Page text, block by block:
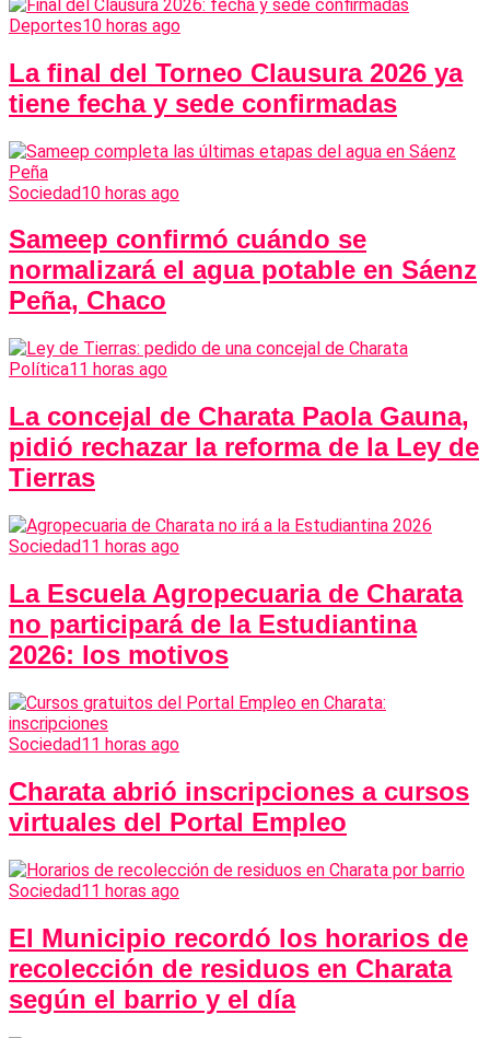
Deportes10 horas ago
La final del Torneo Clausura 2026 ya
tiene fecha y sede confirmadas
Sociedad10 horas ago
Sameep confirmó cuándo se
normalizará el agua potable en Sáenz
Peña, Chaco
Política11 horas ago
La concejal de Charata Paola Gauna,
pidió rechazar la reforma de la Ley de
Tierras
Sociedad11 horas ago
La Escuela Agropecuaria de Charata
no participará de la Estudiantina
2026: los motivos
Sociedad11 horas ago
Charata abrió inscripciones a cursos
virtuales del Portal Empleo
Sociedad11 horas ago
El Municipio recordó los horarios de
recolección de residuos en Charata
según el barrio y el día